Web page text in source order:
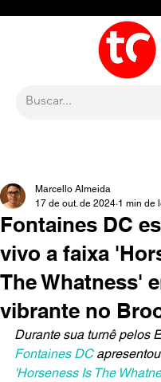
Fontaines DC
vivo a faixa
The Whatness'
vibrante no
Marcello Almeida
17 de out. de 2024 1 min de
Durante sua turnê pelos
Fontaines DC
'Horseness Is The